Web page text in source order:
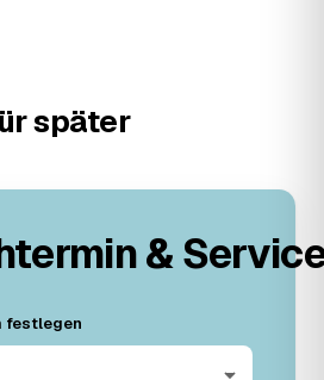
später
&
festlegen